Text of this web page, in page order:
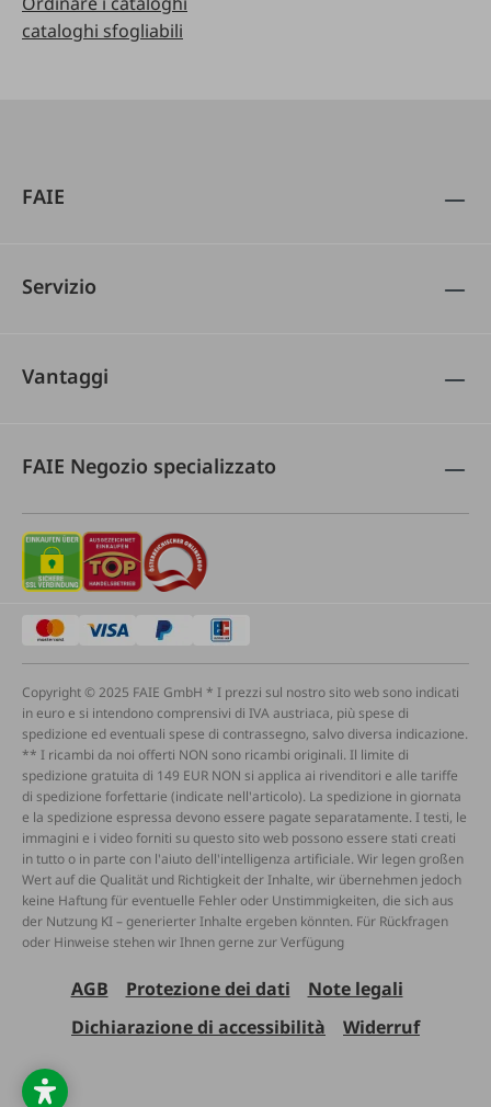
cataloghi sfogliabili
FAIE
Servizio
Vantaggi
FAIE Negozio specializzato
Copyright © 2025 FAIE GmbH * I prezzi sul nostro sito web sono indicati
in euro e si intendono comprensivi di IVA austriaca, più spese di
spedizione ed eventuali spese di contrassegno, salvo diversa indicazione.
** I ricambi da noi offerti NON sono ricambi originali. Il limite di
spedizione gratuita di 149 EUR NON si applica ai rivenditori e alle tariffe
di spedizione forfettarie (indicate nell'articolo). La spedizione in giornata
e la spedizione espressa devono essere pagate separatamente. I testi, le
immagini e i video forniti su questo sito web possono essere stati creati
in tutto o in parte con l'aiuto dell'intelligenza artificiale. Wir legen großen
Wert auf die Qualität und Richtigkeit der Inhalte, wir übernehmen jedoch
keine Haftung für eventuelle Fehler oder Unstimmigkeiten, die sich aus
der Nutzung KI – generierter Inhalte ergeben könnten. Für Rückfragen
oder Hinweise stehen wir Ihnen gerne zur Verfügung
AGB Protezione dei dati
Note legali
Dichiarazione di accessibilità
Widerruf